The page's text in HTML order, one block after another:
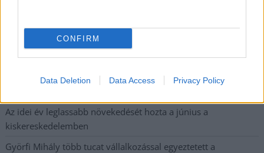
CONFIRM
Data Deletion Data Access Privacy Policy
kimaradás is előfordult
Ön szerint hogy készül a hamisítatlan szolnoki habos isler?
Országos ellenőrzés indult a hazai akkumulátoripari
Az idei év leglassabb növekedését hozta a június a
kiskereskedelemben
Györfi Mihály több tucat vállalkozással egyeztetett a